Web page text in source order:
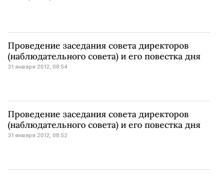
Проведение заседания совета директоров
(наблюдательного совета) и его повестка дня
31 января 2012, 08:54
Проведение заседания совета директоров
(наблюдательного совета) и его повестка дня
31 января 2012, 08:52